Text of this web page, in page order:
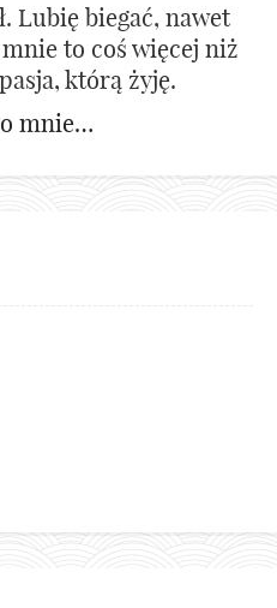
Lubię biegać, nawet
to coś więcej niż
którą żyję.
mnie…